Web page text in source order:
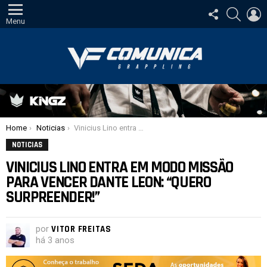
Menu
SIGA-
NOS
Você está aqui:
Home Noticias Vinicius Lino entra em modo missão para vencer Dante Leon: “Quero surpreender!”
NOTICIAS
VINICIUS LINO ENTRA EM MODO MISSÃO
PARA VENCER DANTE LEON: “QUERO
SURPREENDER!”
por VITOR FREITAS
há 3 anos